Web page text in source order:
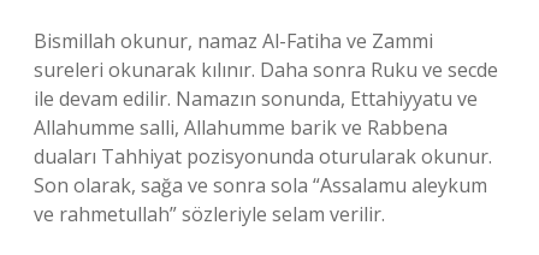
Bismillah okunur, namaz Al-Fatiha ve Zammi
sureleri okunarak kılınır. Daha sonra Ruku ve secde
ile devam edilir. Namazın sonunda, Ettahiyyatu ve
Allahumme salli, Allahumme barik ve Rabbena
duaları Tahhiyat pozisyonunda oturularak okunur.
Son olarak, sağa ve sonra sola “Assalamu aleykum
ve rahmetullah” sözleriyle selam verilir.